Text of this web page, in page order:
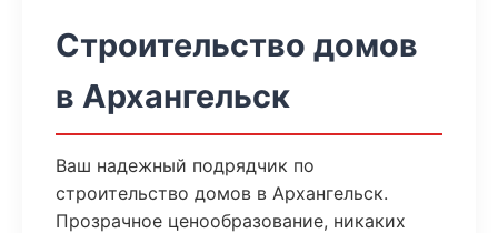
Строительство домов
в Архангельск
Ваш надежный подрядчик по
строительство домов в Архангельск.
Прозрачное ценообразование, никаких